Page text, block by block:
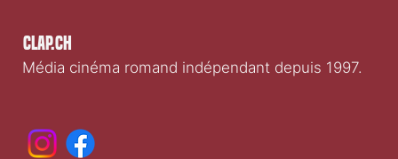
Clap.ch
Média cinéma romand indépendant depuis 1997.